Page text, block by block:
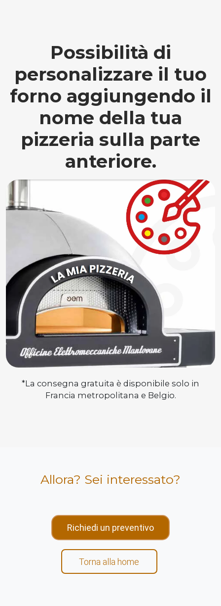
Possibilità di
personalizzare il tuo
forno aggiungendo il
nome della tua
pizzeria sulla parte
anteriore.
*La consegna gratuita è disponibile solo in
Francia metropolitana e Belgio.
Allora? Sei interessato?
Richiedi un preventivo
Torna alla home